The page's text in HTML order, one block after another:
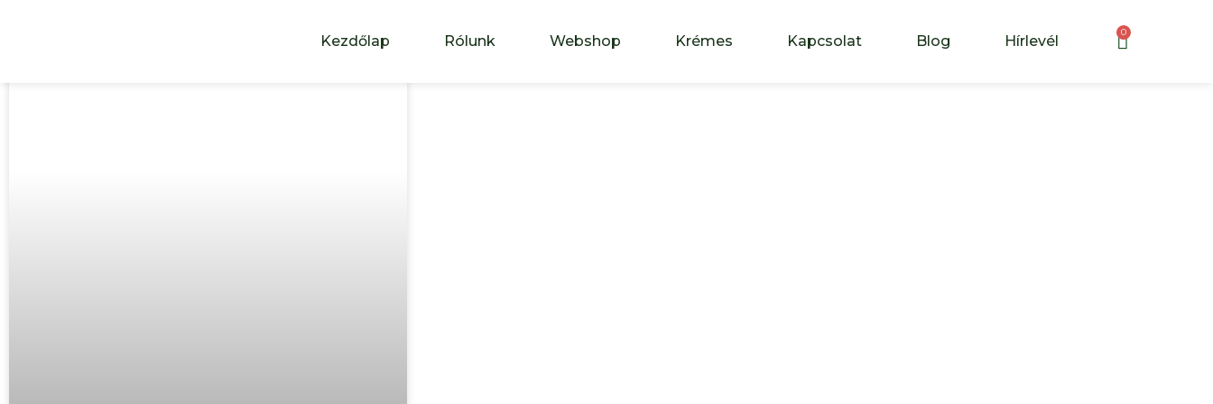
Kezdőlap Rólunk Webshop Krémes Kapcsolat Blog Hírlevél
0